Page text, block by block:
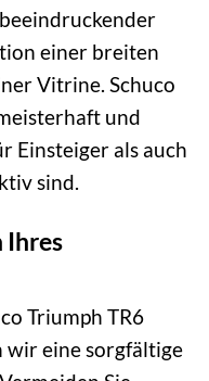
einer breiten
Vitrine. Schuco
und
Einsteiger als auch
sind.
Ihres
Triumph TR6
wir eine sorgfältige